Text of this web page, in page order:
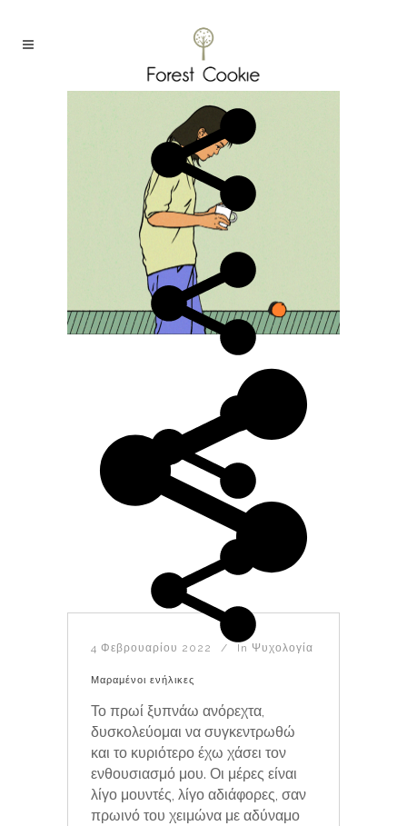
4 Φεβρουαρίου 2022 In Ψυχολογία
Μαραμένοι ενήλικες
Το πρωί ξυπνάω ανόρεχτα,
δυσκολεύομαι να συγκεντρωθώ
και το κυριότερο έχω χάσει τον
ενθουσιασμό μου. Οι μέρες είναι
λίγο μουντές, λίγο αδιάφορες, σαν
πρωινό του χειμώνα με αδύναμο